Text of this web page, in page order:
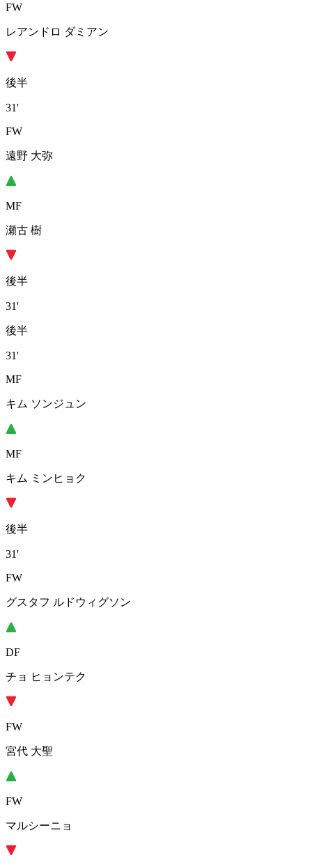
FW
レアンドロ ダミアン
後半
31'
FW
遠野 大弥
MF
瀬古 樹
後半
31'
後半
31'
MF
キム ソンジュン
MF
キム ミンヒョク
後半
31'
FW
グスタフ ルドウィグソン
DF
チョ ヒョンテク
FW
宮代 大聖
FW
マルシーニョ